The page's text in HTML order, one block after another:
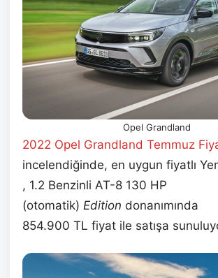
Opel Grandland
2022 Opel Grandland Temmuz
incelendiğinde, en uygun fiyatlı
, 1.2 Benzinli AT-8 130 HP
(otomatik) Edition donanımında
854.900 TL fiyat ile satışa